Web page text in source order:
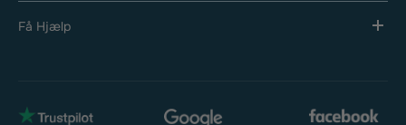
Få Hjælp